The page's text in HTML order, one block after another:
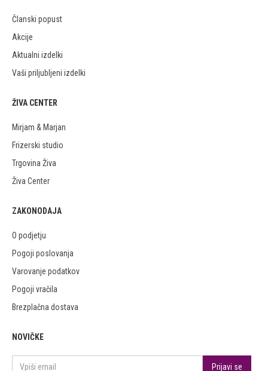
Članski popust
Akcije
Aktualni izdelki
Vaši priljubljeni izdelki
ŽIVA CENTER
Mirjam & Marjan
Frizerski studio
Trgovina Živa
Živa Center
ZAKONODAJA
O podjetju
Pogoji poslovanja
Varovanje podatkov
Pogoji vračila
Brezplačna dostava
NOVIČKE